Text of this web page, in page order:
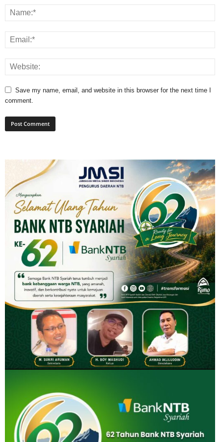
Save my name, email, and website in this browser for the next time I
comment.